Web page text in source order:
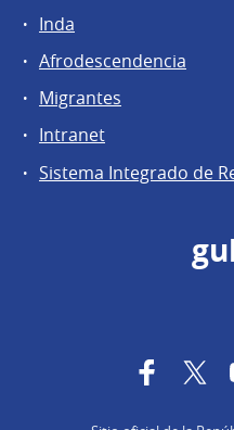
Inda
Afrodescendencia
Migrantes
Intranet
Sistema Integrado de